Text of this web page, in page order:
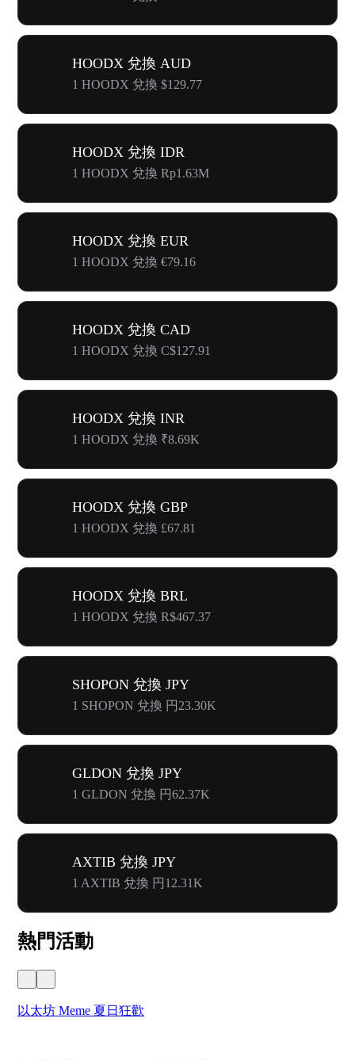
HOODX 兌換 AUD
1 HOODX 兌換 $129.77
HOODX 兌換 IDR
1 HOODX 兌換 Rp1.63M
HOODX 兌換 EUR
1 HOODX 兌換 €79.16
HOODX 兌換 CAD
1 HOODX 兌換 C$127.91
HOODX 兌換 INR
1 HOODX 兌換 ₹8.69K
HOODX 兌換 GBP
1 HOODX 兌換 £67.81
HOODX 兌換 BRL
1 HOODX 兌換 R$467.37
SHOPON 兌換 JPY
1 SHOPON 兌換 円23.30K
GLDON 兌換 JPY
1 GLDON 兌換 円62.37K
AXTIB 兌換 JPY
1 AXTIB 兌換 円12.31K
熱門活動
以太坊 Meme 夏日狂歡